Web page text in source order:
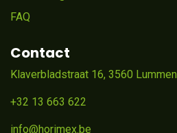
FAQ
Contact
Klaverbladstraat 16, 3560 Lummen
+32 13 663 622
info@horimex.be